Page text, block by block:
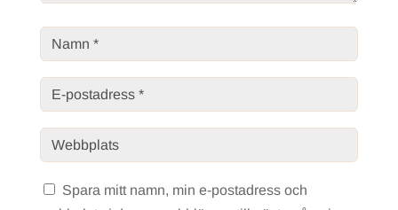
Spara mitt namn, min e-postadress och